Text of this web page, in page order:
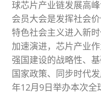
球芯片产业链发展高
会员大会是发挥社会
特色社会主义进入新
加速演进，芯片产业
强国建设的战略性、
国家政策、同步时代
年12月9日举办本次